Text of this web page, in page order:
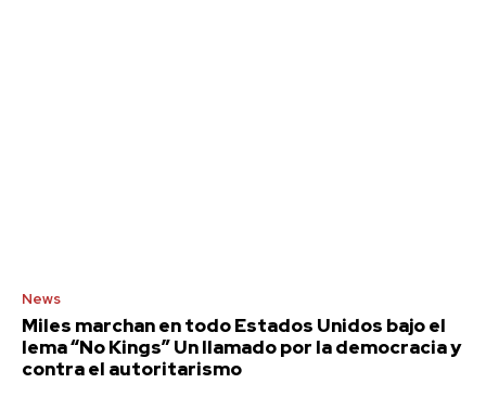
News
Miles marchan en todo Estados Unidos bajo el
lema “No Kings” Un llamado por la democracia y
contra el autoritarismo